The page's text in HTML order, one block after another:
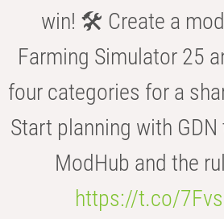
win! 🛠️ Create a
Farming Simulator 25
four categories for a
Start planning with
ModHub and the
https://t.co/